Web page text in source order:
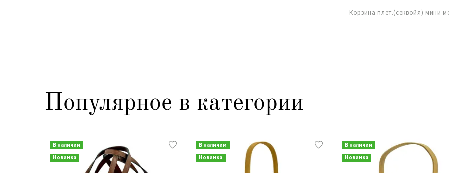
Корзина плет.(секвойя) мини
Популярное в категории
В наличии
Новинка
В наличии
Новинка
В наличии
Новинка